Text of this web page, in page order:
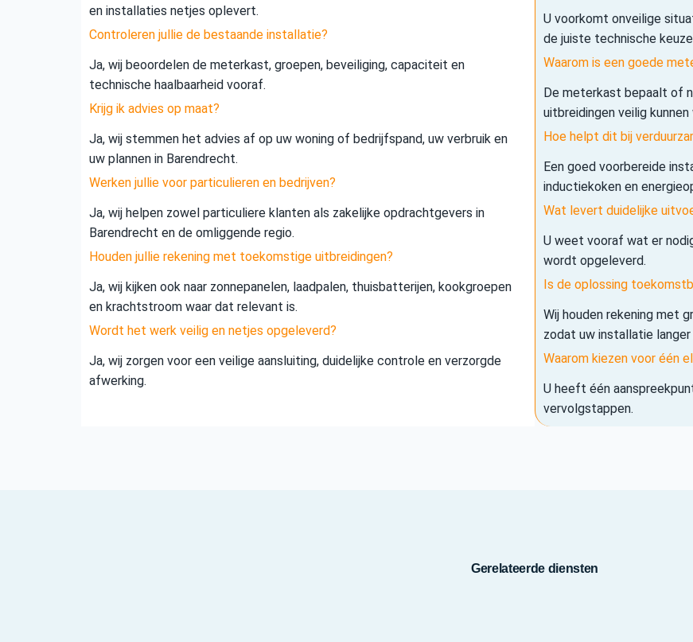
en installaties netjes oplevert.
Controleren jullie de bestaande installatie?
Ja, wij beoordelen de meterkast, groepen, beveiliging, capaciteit en
technische haalbaarheid vooraf.
Krijg ik advies op maat?
Ja, wij stemmen het advies af op uw woning of bedrijfspand, uw verbruik en
uw plannen in Barendrecht.
Werken jullie voor particulieren en bedrijven?
Ja, wij helpen zowel particuliere klanten als zakelijke opdrachtgevers in
Barendrecht en de omliggende regio.
Houden jullie rekening met toekomstige uitbreidingen?
Ja, wij kijken ook naar zonnepanelen, laadpalen, thuisbatterijen, kookgroepen
en krachtstroom waar dat relevant is.
Wordt het werk veilig en netjes opgeleverd?
Ja, wij zorgen voor een veilige aansluiting, duidelijke controle en verzorgde
afwerking.
U voorkomt onveilige
de juiste technische
Waarom is een goede
De meterkast bepaalt of
uitbreidingen veilig
Hoe helpt dit bij
Een goed voorbereide
inductiekoken en
Wat levert duidelijke
U weet vooraf wat er
wordt opgeleverd.
Is de oplossing
Wij houden rekening met
zodat uw installatie langer
Waarom kiezen voor één
U heeft één
vervolgstappen.
Gerelateerde diensten